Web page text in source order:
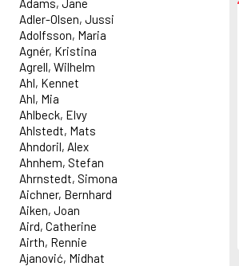
Adams, Jane
Adler-Olsen, Jussi
Adolfsson, Maria
Agnér, Kristina
Agrell, Wilhelm
Ahl, Kennet
Ahl, Mia
Ahlbeck, Elvy
Ahlstedt, Mats
Ahndoril, Alex
Ahnhem, Stefan
Ahrnstedt, Simona
Aichner, Bernhard
Aiken, Joan
Aird, Catherine
Airth, Rennie
Ajanović, Midhat